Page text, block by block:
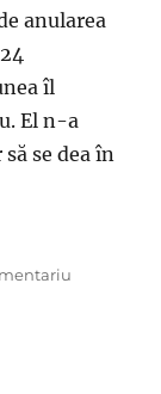
anularea
îl
El n-a
se dea în